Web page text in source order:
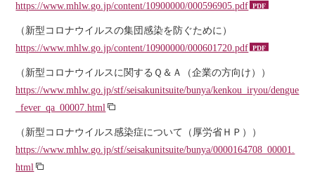
https://www.mhlw.go.jp/content/10900000/000596905.pdf
（新型コロナウイルスの集団感染を防ぐために）
https://www.mhlw.go.jp/content/10900000/000601720.pdf
（新型コロナウイルスに関するＱ＆Ａ（企業の方向け））
https://www.mhlw.go.jp/stf/seisakunitsuite/bunya/kenkou_iryou/dengue
_fever_qa_00007.html
（新型コロナウイルス感染症について（厚労省ＨＰ））
https://www.mhlw.go.jp/stf/seisakunitsuite/bunya/0000164708_00001.
html